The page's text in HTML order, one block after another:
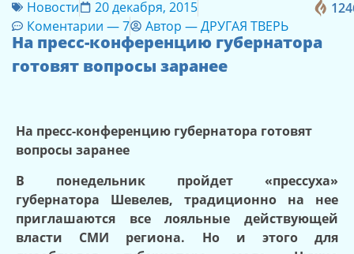
Новости
20 декабря, 2015
Коментарии —7 Автор —ДРУГАЯ ТВЕРЬ
На пресс-конференцию губернатора
готовят вопросы заранее
На пресс-конференцию губернатора готовят
вопросы заранее
В понедельник пройдет «прессуха»
губернатора Шевелев, традиционно на нее
приглашаются все лояльные действующей
власти СМИ региона. Но и этого для